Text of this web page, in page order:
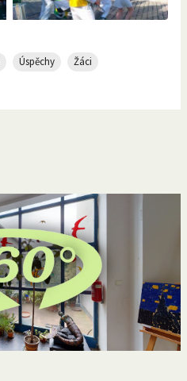
Úspěchy Žáci